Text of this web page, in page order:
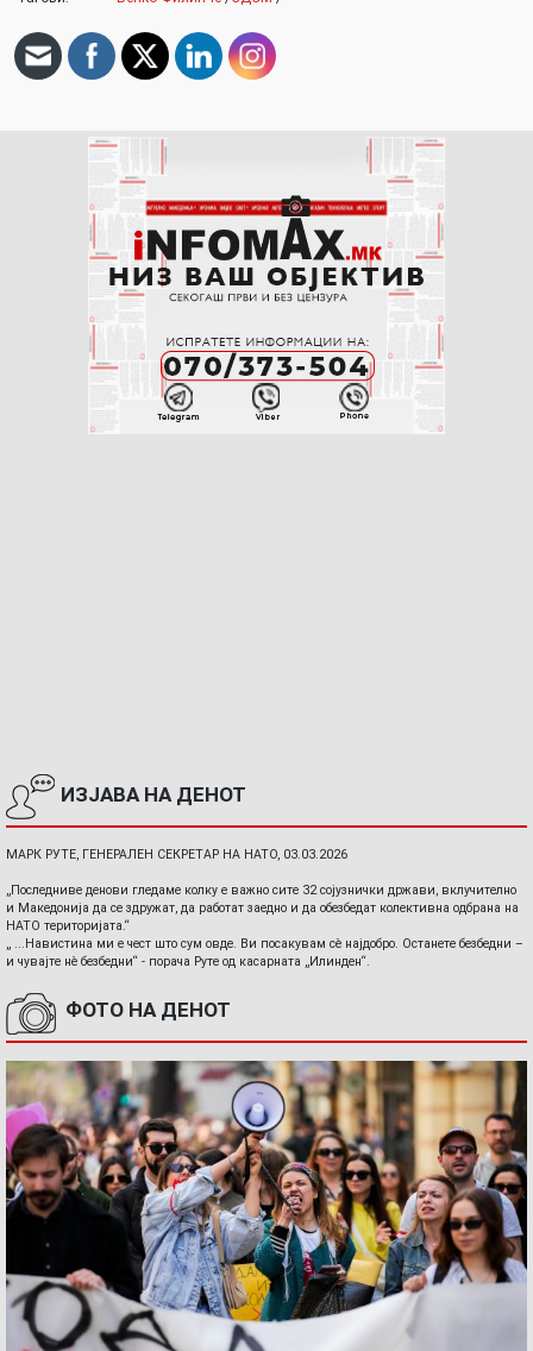
ИЗЈАВА НА ДЕНОТ
МАРК РУТЕ, ГЕНЕРАЛЕН СЕКРЕТАР НА НАТО, 03.03.2026
„Последниве денови гледаме колку е важно сите 32 сојузнички држави, вклучително
и Македонија да се здружат, да работат заедно и да обезбедат колективна одбрана на
НАТО територијата.“
„ ...Навистина ми е чест што сум овде. Ви посакувам сè најдобро. Останете безбедни –
и чувајте нè безбедни“ - порача Руте од касарната „Илинден“.
ФОТО НА ДЕНОТ